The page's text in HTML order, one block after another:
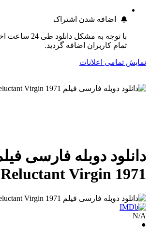
اضافه شدن اشتراک
تمام کاربران اضافه گردید.
نمایش تمامی اعلانات
Reluctant Virgin 1971
N/A
●